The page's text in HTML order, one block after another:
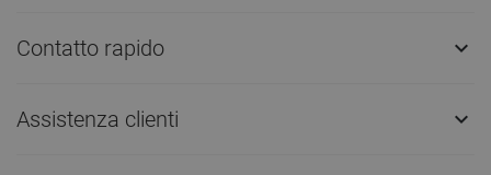
Contatto rapido 
Assistenza clienti 